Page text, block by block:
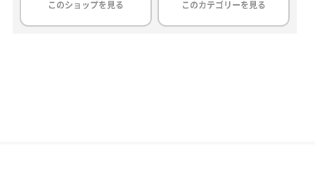
このショップを見る このカテゴリーを見る